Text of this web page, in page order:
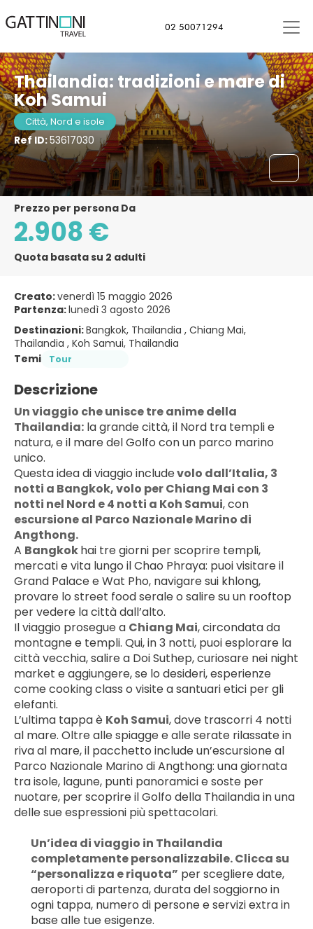
02 50071294
Thailandia: tradizioni e mare di
Koh Samui
Città, Nord e isole
Ref ID:53617030
Bangkok, Thailandia
Prezzo per persona Da
2.908 €
Quota basata su 2 adulti
Creato:venerdì 15 maggio 2026
Partenza:lunedì 3 agosto 2026
Destinazioni:Bangkok, Thailandia , Chiang Mai,
Thailandia , Koh Samui, Thailandia
Temi
Tour
Descrizione
Un viaggio che unisce tre anime della
Thailandia: la grande città, il Nord tra templi e
natura, e il mare del Golfo con un parco marino
unico.
Questa idea di viaggio include volo dall’Italia, 3
notti a Bangkok, volo per Chiang Mai con 3
notti nel Nord e 4 notti a Koh Samui
escursione al Parco Nazionale Marino di
Angthong.
A Bangkok hai tre giorni per scoprire templi,
mercati e vita lungo il Chao Phraya: puoi visitare il
Grand Palace e Wat Pho, navigare sui khlong,
provare lo street food serale o salire su un rooftop
per vedere la città dall’alto.
Il viaggio prosegue a Chiang Mai, circondata da
montagne e templi. Qui, in 3 notti, puoi esplorare la
città vecchia, salire a Doi Suthep, curiosare nei night
market e aggiungere, se lo desideri, esperienze
come cooking class o visite a santuari etici per gli
elefanti.
L’ultima tappa è Koh Samui, dove trascorri 4 notti
al mare. Oltre alle spiagge e alle serate rilassate in
riva al mare, il pacchetto include un’escursione al
Parco Nazionale Marino di Angthong: una giornata
tra isole, lagune, punti panoramici e soste per
nuotare, per scoprire il Golfo della Thailandia in una
delle sue espressioni più spettacolari.
Un’idea di viaggio in Thailandia
completamente personalizzabile. Clicca su
“personalizza e riquota” per scegliere date,
aeroporti di partenza, durata del soggiorno in
ogni tappa, numero di persone e servizi extra in
base alle tue esigenze.